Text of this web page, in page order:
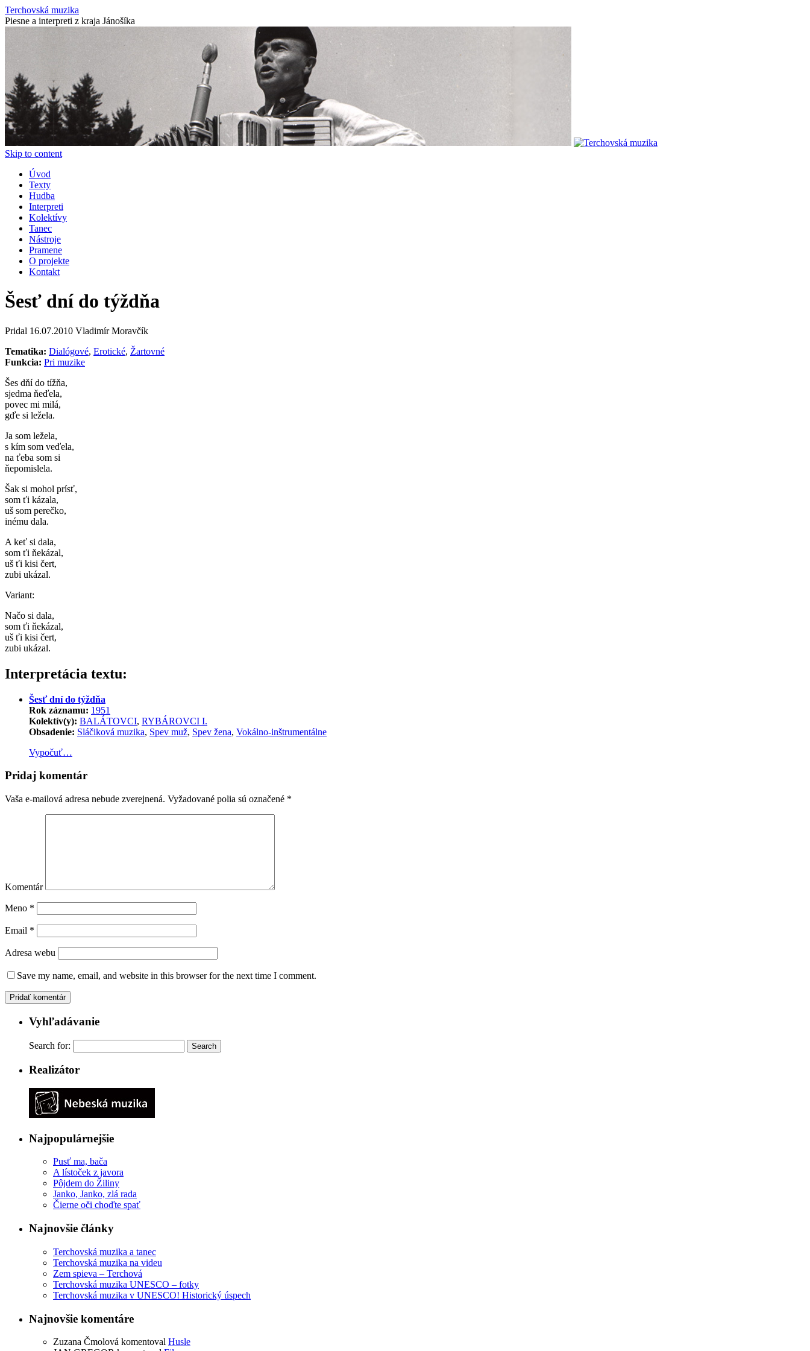
Terchovská muzika
Piesne a interpreti z kraja Jánošíka
Skip to content
Úvod
Texty
Hudba
Interpreti
Kolektívy
Tanec
Nástroje
Pramene
O projekte
Kontakt
Šesť dní do týždňa
Pridal 16.07.2010 Vladimír Moravčík
Tematika: Dialógové, Erotické, Žartovné
Funkcia: Pri muzike
Šes dňí do tížňa,
sjedma ňeďela,
povec mi milá,
gďe si ležela.
Ja som ležela,
s kím som veďela,
na ťeba som si
ňepomislela.
Šak si mohol prísť,
som ťi kázala,
uš som perečko,
inému dala.
A keť si dala,
som ťi ňekázal,
uš ťi kisi čert,
zubi ukázal.
Variant:
Načo si dala,
som ťi ňekázal,
uš ťi kisi čert,
zubi ukázal.
Interpretácia textu:
Šesť dní do týždňa
Rok záznamu: 1951
Kolektív(y): BALÁTOVCI, RYBÁROVCI I.
Obsadenie: Sláčiková muzika, Spev muž, Spev žena, Vokálno-inštrumentálne
Vypočuť…
Pridaj komentár
Vaša e-mailová adresa nebude zverejnená. Vyžadované polia sú označené *
Komentár
Meno *
Email *
Adresa webu
Save my name, email, and website in this browser for the next time I comment.
Vyhľadávanie
Search for:
Realizátor
Najpopulárnejšie
Pusť ma, bača
A lístoček z javora
Pôjdem do Žiliny
Janko, Janko, zlá rada
Čierne oči choďte spať
Najnovšie články
Terchovská muzika a tanec
Terchovská muzika na videu
Zem spieva – Terchová
Terchovská muzika UNESCO – fotky
Terchovská muzika v UNESCO! Historický úspech
Najnovšie komentáre
Zuzana Čmolová komentoval Husle